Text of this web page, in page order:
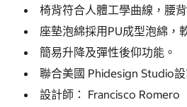
椅背符合人體工學曲線，腰
座墊泡綿採用PU成型泡綿，
簡易升降及彈性後仰功能。
聯合美國 Phidesign Studio
設計師： Francisco Romero